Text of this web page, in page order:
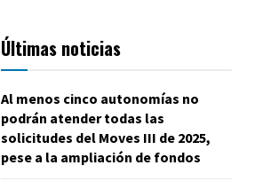
Últimas noticias
Al menos cinco autonomías no
podrán atender todas las
solicitudes del Moves III de 2025,
pese a la ampliación de fondos